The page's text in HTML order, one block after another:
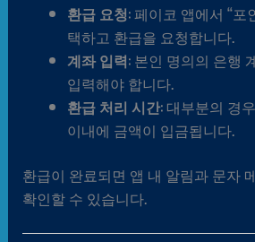
환급 요청: 페이코 앱에서 “포
택하고 환급을 요청합니다.
계좌 입력: 본인 명의의 은행
입력해야 합니다.
환급 처리 시간: 대부분의 경
이내에 금액이 입금됩니다.
환급이 완료되면 앱 내 알림과 문자
확인할 수 있습니다.